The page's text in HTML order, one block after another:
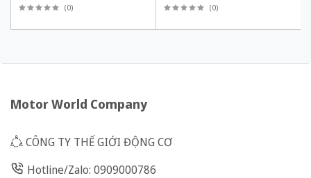
3MB32-0AW0
(0)
TFT, PROFINET
(0)
Motor World Company
CÔNG TY THẾ GIỚI ĐỘNG CƠ
Hotline/Zalo: 0909000786